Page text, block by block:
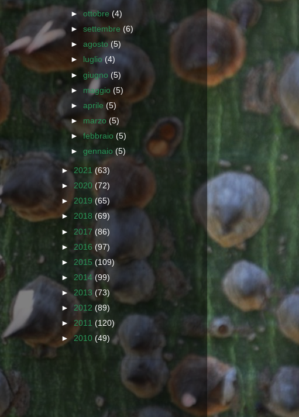
►ottobre(4)
►settembre(6)
►agosto(5)
►
luglio(4)
►giugno(5)
► maggio(5)
►aprile(5)
► marzo(5)
►febbraio(5)
►gennaio(5)
► 2021(63)
► 2020 (72)
►2019 (65)
► 2018 (69)
► 2017 (86)
► 2016 (97)
► 2015 (109)
► 2014 (99)
►2013 (73)
► 2012 (89)
► 2011 (120)
►2010 (49)